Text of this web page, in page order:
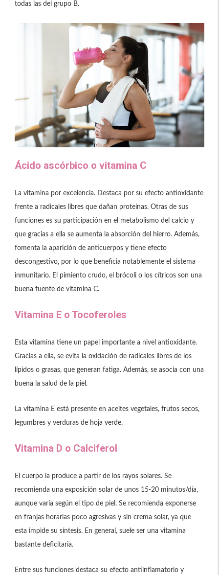
todas las del grupo B.
Ácido ascórbico o vitamina C
La vitamina por excelencia. Destaca por su efecto antioxidante
frente a radicales libres que dañan proteínas. Otras de sus
funciones es su participación en el metabolismo del calcio y
que gracias a ella se aumenta la absorción del hierro. Además,
fomenta la aparición de anticuerpos y tiene efecto
descongestivo, por lo que beneficia notablemente el sistema
inmunitario. El pimiento crudo, el brócoli o los cítricos son una
buena fuente de vitamina C.
Vitamina E o Tocoferoles
Esta vitamina tiene un papel importante a nivel antioxidante.
Gracias a ella, se evita la oxidación de radicales libres de los
lípidos o grasas, que generan fatiga. Además, se asocia con una
buena la salud de la piel.
La vitamina E está presente en aceites vegetales, frutos secos,
legumbres y verduras de hoja verde.
Vitamina D o Calciferol
El cuerpo la produce a partir de los rayos solares. Se
recomienda una exposición solar de unos 15-20 minutos/día,
aunque varía según el tipo de piel. Se recomienda exponerse
en franjas horarias poco agresivas y sin crema solar, ya que
esta impide su síntesis. En general, suele ser una vitamina
bastante deficitaria.
Entre sus funciones destaca su efecto antiinflamatorio y